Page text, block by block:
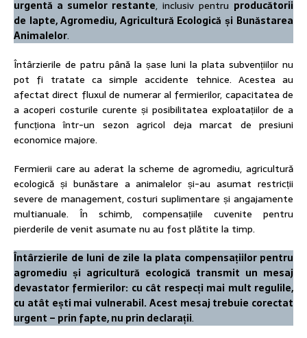
urgentă a sumelor restante, inclusiv pentru producătorii
de lapte, Agromediu, Agricultură Ecologică și Bunăstarea
Animalelor.
Întârzierile de patru până la șase luni la plata subvențiilor nu
pot fi tratate ca simple accidente tehnice. Acestea au
afectat direct fluxul de numerar al fermierilor, capacitatea de
a acoperi costurile curente și posibilitatea exploatațiilor de a
funcționa într-un sezon agricol deja marcat de presiuni
economice majore.
Fermierii care au aderat la scheme de agromediu, agricultură
ecologică și bunăstare a animalelor și-au asumat restricții
severe de management, costuri suplimentare și angajamente
multianuale. În schimb, compensațiile cuvenite pentru
pierderile de venit asumate nu au fost plătite la timp.
Întârzierile de luni de zile la plata compensațiilor pentru
agromediu și agricultură ecologică transmit un mesaj
devastator fermierilor: cu cât respecți mai mult regulile,
cu atât ești mai vulnerabil. Acest mesaj trebuie corectat
urgent – prin fapte, nu prin declarații.